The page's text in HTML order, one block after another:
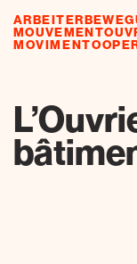
ressourcen